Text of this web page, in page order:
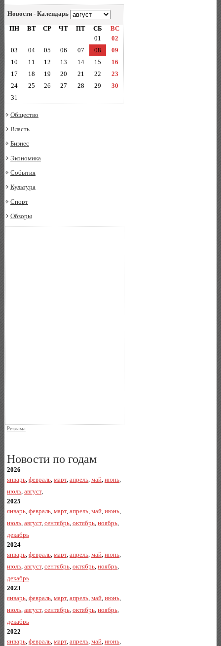
Новости - Календарь
ПН
ВТ СР ЧТ ПТ СБ
ВС
01
02
03
04 05 06 07 08
09
10
11 12 13 14 15
16
17
18 19 20 21 22
23
24
25 26 27 28 29
30
31
Общество
Власть
Бизнес
Экономика
События
Культура
Спорт
Обзоры
Реклама
Новости по годам
2026
январь, февраль, март, апрель, май, июнь,
июль, август,
2025
январь, февраль, март, апрель, май, июнь,
июль, август, сентябрь, октябрь, ноябрь,
декабрь
2024
январь, февраль, март, апрель, май, июнь,
июль, август, сентябрь, октябрь, ноябрь,
декабрь
2023
январь, февраль, март, апрель, май, июнь,
июль, август, сентябрь, октябрь, ноябрь,
декабрь
2022
январь, февраль, март, апрель, май, июнь,